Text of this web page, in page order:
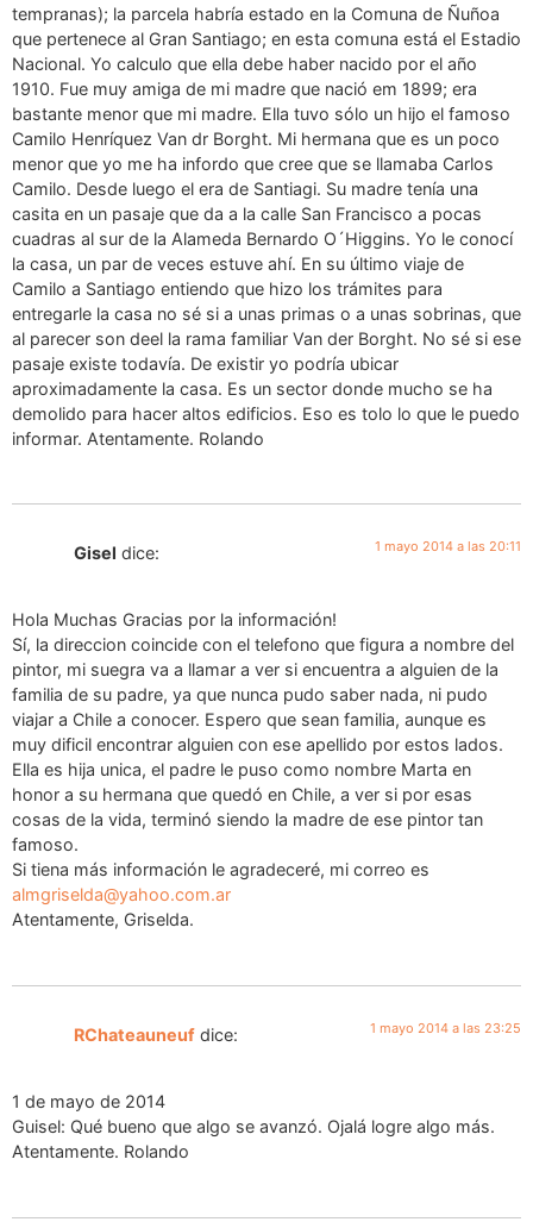
tempranas); la parcela habría estado en la Comuna de Ñuñoa
que pertenece al Gran Santiago; en esta comuna está el Estadio
Nacional. Yo calculo que ella debe haber nacido por el año
1910. Fue muy amiga de mi madre que nació em 1899; era
bastante menor que mi madre. Ella tuvo sólo un hijo el famoso
Camilo Henríquez Van dr Borght. Mi hermana que es un poco
menor que yo me ha infordo que cree que se llamaba Carlos
Camilo. Desde luego el era de Santiagi. Su madre tenía una
casita en un pasaje que da a la calle San Francisco a pocas
cuadras al sur de la Alameda Bernardo O´Higgins. Yo le conocí
la casa, un par de veces estuve ahí. En su último viaje de
Camilo a Santiago entiendo que hizo los trámites para
entregarle la casa no sé si a unas primas o a unas sobrinas, que
al parecer son deel la rama familiar Van der Borght. No sé si ese
pasaje existe todavía. De existir yo podría ubicar
aproximadamente la casa. Es un sector donde mucho se ha
demolido para hacer altos edificios. Eso es tolo lo que le puedo
informar. Atentamente. Rolando
Gisel dice: 1 mayo 2014 a las 20:11
Hola Muchas Gracias por la información!
Sí, la direccion coincide con el telefono que figura a nombre del
pintor, mi suegra va a llamar a ver si encuentra a alguien de la
familia de su padre, ya que nunca pudo saber nada, ni pudo
viajar a Chile a conocer. Espero que sean familia, aunque es
muy dificil encontrar alguien con ese apellido por estos lados.
Ella es hija unica, el padre le puso como nombre Marta en
honor a su hermana que quedó en Chile, a ver si por esas
cosas de la vida, terminó siendo la madre de ese pintor tan
famoso.
Si tiena más información le agradeceré, mi correo es
almgriselda@yahoo.com.ar
Atentamente, Griselda.
RChateauneuf dice: 1 mayo 2014 a las 23:25
1 de mayo de 2014
Guisel: Qué bueno que algo se avanzó. Ojalá logre algo más.
Atentamente. Rolando